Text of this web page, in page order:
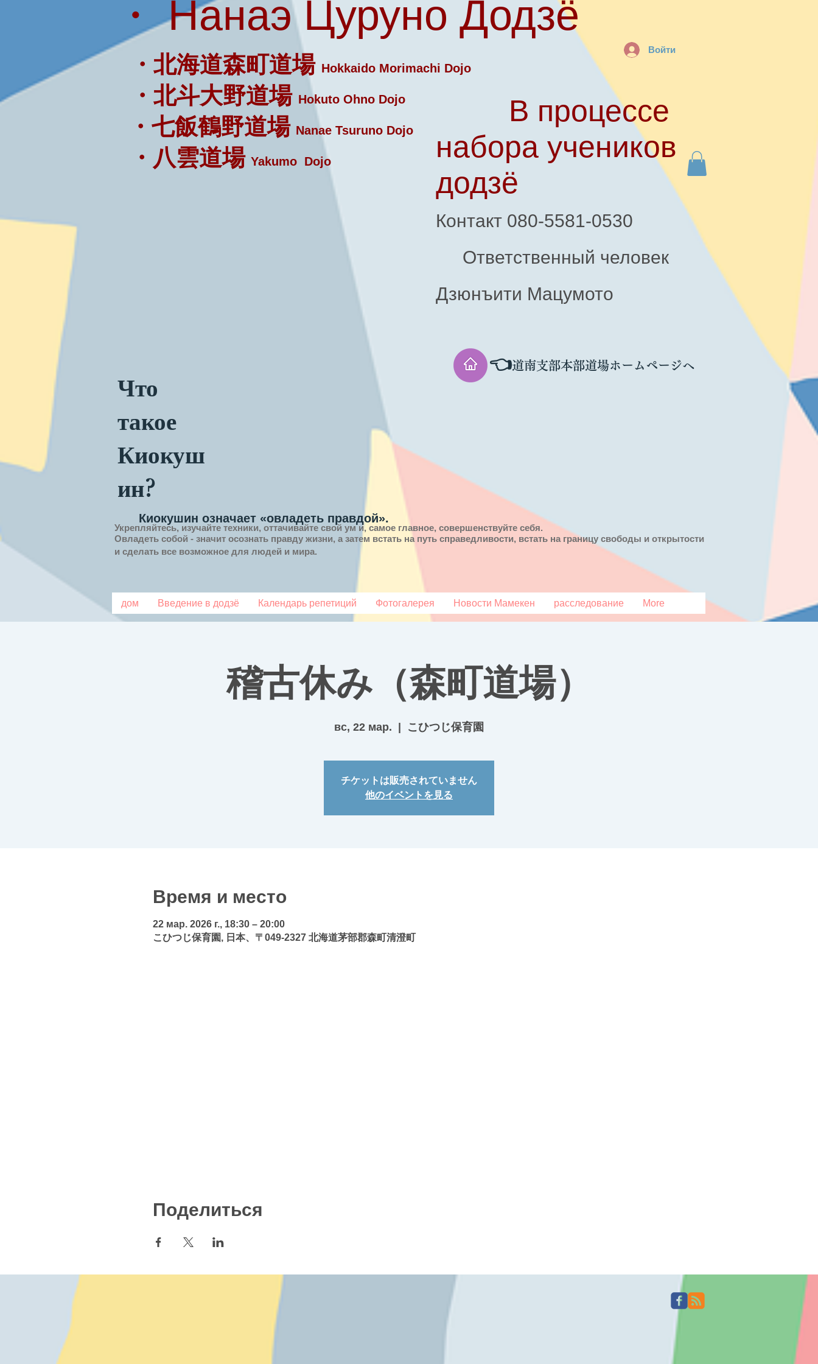
・ Нанаэ Цуруно Додзё
Войти
В процессе
набора учеников
додзё
Контакт 080-5581-0530
Ответственный человек
Дзюнъити Мацумото
・北海道森町道場 Hokkaido Morimachi Dojo
・北斗大野道場 Hokuto Ohno Dojo
・七飯鶴野道場 Nanae Tsuruno Dojo
・八雲道場 Yakumo Dojo
Что
такое
Киокуш
ин?
👈道南支部本部道場ホームページへ
Киокушин означает «овладеть правдой».
Укрепляйтесь, изучайте техники, оттачивайте свой ум и, самое главное, совершенствуйте себя.
Овладеть собой - значит осознать правду жизни, а затем встать на путь справедливости, встать на границу свободы и открытости
и сделать все возможное для людей и мира.
дом Введение в додзё Календарь репетиций Фотогалерея Новости Мамекен расследование More
稽古休み（森町道場）
вс, 22 мар. こひつじ保育園
チケットは販売されていません
他のイベントを見る
Время и место
22 мар. 2026 г., 18:30 – 20:00
こひつじ保育園, 日本、〒049-2327 北海道茅部郡森町清澄町
Поделиться